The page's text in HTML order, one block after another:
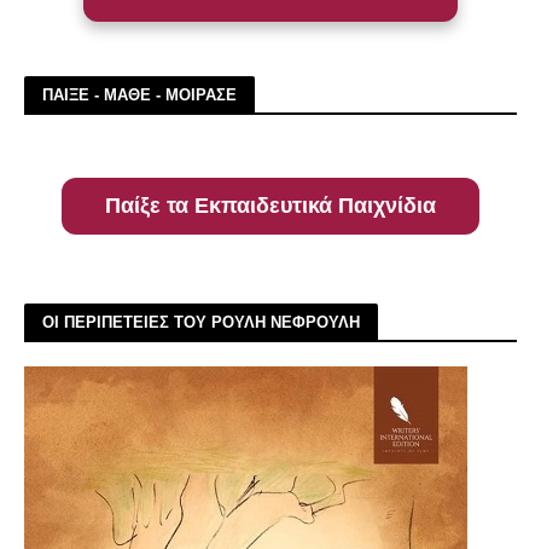
ΠΑΙΞΕ - ΜΑΘΕ - ΜΟΙΡΑΣΕ
Παίξε τα Εκπαιδευτικά Παιχνίδια
ΟΙ ΠΕΡΙΠΕΤΕΙΕΣ ΤΟΥ ΡΟΥΛΗ ΝΕΦΡΟΥΛΗ